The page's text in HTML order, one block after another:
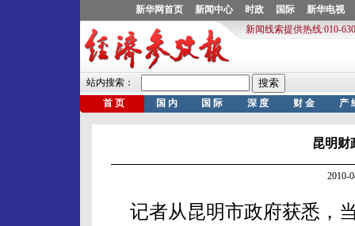
昆明财
2010-
记者从昆明市政府获悉，